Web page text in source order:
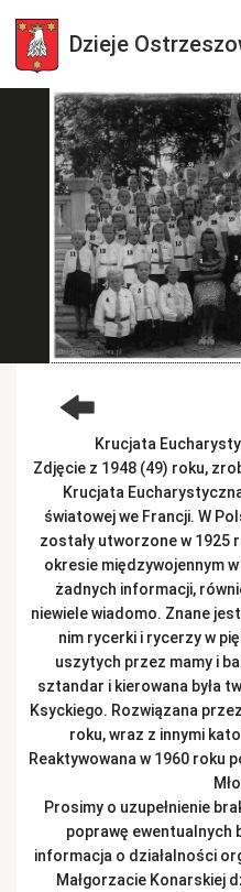
Dzieje
Wszystkie zdjęcia
Kategorie zdjęć
Zaloguj się
+ Dodaj zdjęcia
Krucjata
Zdjęcie z 1948 (49) roku,
Krucjata
światowej we Francji. W
zostały utworzone w 1925
okresie międzywojennym
żadnych informacji,
niewiele wiadomo. Znane
nim rycerki i rycerzy w
uszytych przez mamy i
sztandar i kierowana była
Ksyckiego. Rozwiązana
roku, wraz z innymi
Reaktywowana w 1960 roku
Prosimy o uzupełnienie
poprawę ewentualnych
informacja o działalności
Małgorzacie Konarskiej